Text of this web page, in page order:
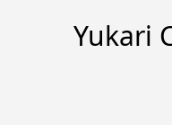
Yukari